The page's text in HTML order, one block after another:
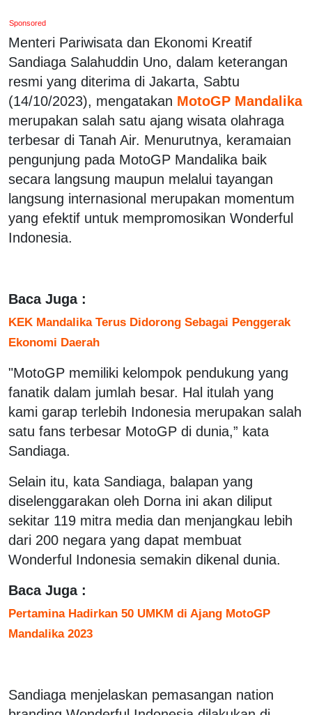
Sponsored
Menteri Pariwisata dan Ekonomi Kreatif
Sandiaga Salahuddin Uno, dalam keterangan
resmi yang diterima di Jakarta, Sabtu
(14/10/2023), mengatakan MotoGP Mandalika
merupakan salah satu ajang wisata olahraga
terbesar di Tanah Air. Menurutnya, keramaian
pengunjung pada MotoGP Mandalika baik
secara langsung maupun melalui tayangan
langsung internasional merupakan momentum
yang efektif untuk mempromosikan Wonderful
Indonesia.
Baca Juga :
KEK Mandalika Terus Didorong Sebagai Penggerak
Ekonomi Daerah
"MotoGP memiliki kelompok pendukung yang
fanatik dalam jumlah besar. Hal itulah yang
kami garap terlebih Indonesia merupakan salah
satu fans terbesar MotoGP di dunia,” kata
Sandiaga.
Selain itu, kata Sandiaga, balapan yang
diselenggarakan oleh Dorna ini akan diliput
sekitar 119 mitra media dan menjangkau lebih
dari 200 negara yang dapat membuat
Wonderful Indonesia semakin dikenal dunia.
Baca Juga :
Pertamina Hadirkan 50 UMKM di Ajang MotoGP
Mandalika 2023
Sandiaga menjelaskan pemasangan nation